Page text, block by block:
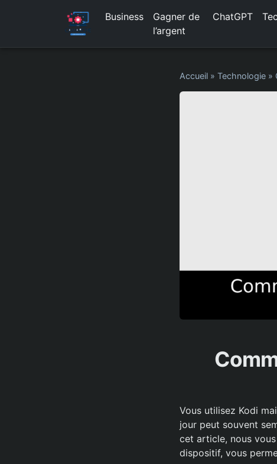
Business
Gagner de
l’argent
ChatGPT
Accueil » Technologie »
Vous utilisez Kodi
jour peut souvent
cet article, nous
dispositif, vous